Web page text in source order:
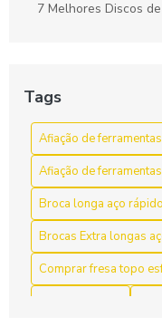
7 Melhores Discos
Afiação de
e a eficiência
Afiação de
eficiência e
Afiação de
Afiação de
Afiação de
Tags
Afiação de
Afiação de
Broca longa aço rápido
Brocas Extra longas
Comprar fresa topo